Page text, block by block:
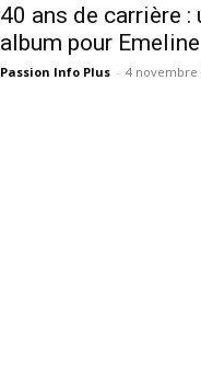
40 ans de carrière :
album pour
Passion Info Plus - 4 novembre